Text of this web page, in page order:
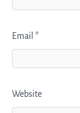
Email *
Website